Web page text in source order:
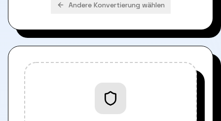
Andere Konvertierung wählen